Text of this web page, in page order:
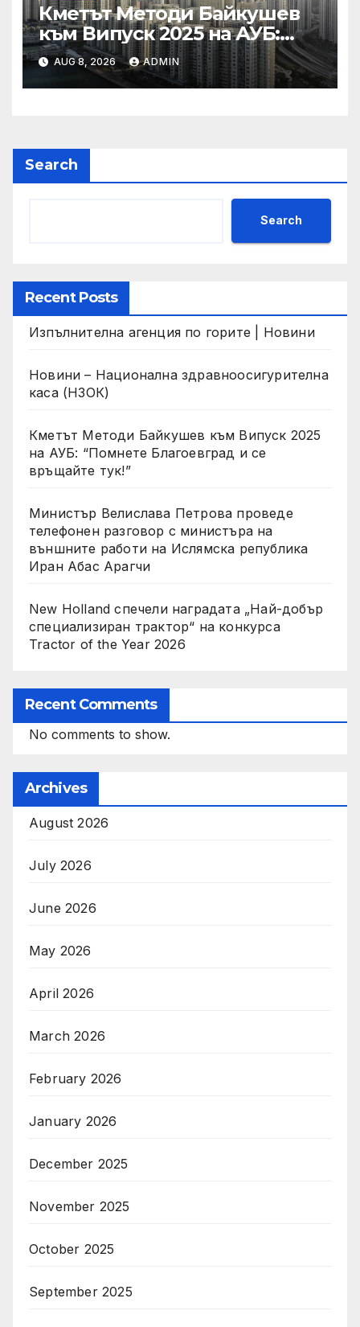
Кметът Методи Байкушев
към Випуск 2025 на АУБ:
“Помнете Благоевград и се
връщайте тук!”
AUG 8, 2026 ADMIN
Search
Search
Recent Posts
Изпълнителна агенция по горите | Новини
Новини – Национална здравноосигурителна
каса (НЗОК)
Кметът Методи Байкушев към Випуск 2025
на АУБ: “Помнете Благоевград и се
връщайте тук!”
Министър Велислава Петрова проведе
телефонен разговор с министъра на
външните работи на Ислямска република
Иран Абас Арагчи
New Holland спечели наградата „Най-добър
специализиран трактор“ на конкурса
Tractor of the Year 2026
Recent Comments
No comments to show.
Archives
August 2026
July 2026
June 2026
May 2026
April 2026
March 2026
February 2026
January 2026
December 2025
November 2025
October 2025
September 2025